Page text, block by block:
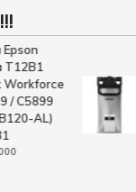
T12B1
Workforce
/ C5899
AL)